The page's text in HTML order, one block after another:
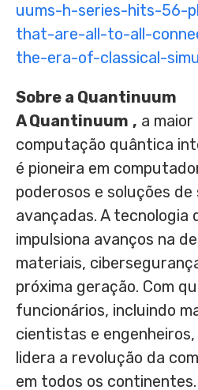
uums-h-series-hits-56-
that-are-all-to-all-
the-era-of-classical-
Sobre a Quantinuum
A Quantinuum , a
computação quântica
é pioneira em
poderosos e soluções
avançadas. A tecnologia
impulsiona avanços na
materiais,
próxima geração. Com
funcionários, incluindo
cientistas e
lidera a revolução da
em todos os